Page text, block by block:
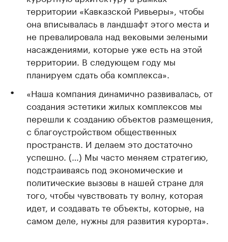
территории «Кавказской Ривьеры», чтобы
она вписывалась в ландшафт этого места и
не превалировала над вековыми зелеными
насаждениями, которые уже есть на этой
территории. В следующем году мы
планируем сдать оба комплекса».
«Наша компания динамично развивалась, от
создания эстетики жилых комплексов мы
перешли к созданию объектов размещения,
с благоустройством общественных
пространств. И делаем это достаточно
успешно. (…) Мы часто меняем стратегию,
подстраиваясь под экономические и
политические вызовы в нашей стране для
того, чтобы чувствовать ту волну, которая
идет, и создавать те объекты, которые, на
самом деле, нужны для развития курорта».